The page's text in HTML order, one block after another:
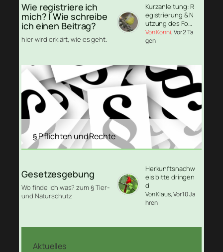
Wie registriere ich
mich? | Wie schreibe
ich einen Beitrag?
hier wird erklärt, wie es geht.
Kurzanleitung: R
egistrierung & N
utzung des Fo…
Von Konni, Vor 2 Ta
gen
§ Pflichten und Rechte
Gesetzesgebung
Wo finde ich was? zum § Tier-
und Naturschutz
Herkunftsnachw
eis bitte dringen
d
Von Klaus, Vor 10 Ja
hren
Aktuelles